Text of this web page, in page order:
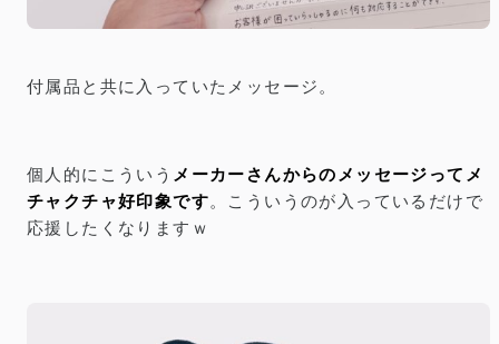
付属品と共に入っていたメッセージ。
個人的にこういう メーカーさんからのメッセージってメ
チャクチャ好印象です。こういうのが入っているだけで
応援したくなりますｗ